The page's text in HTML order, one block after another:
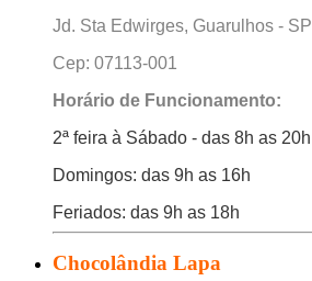
Jd. Sta Edwirges, Guarulhos - SP
Cep: 07113-001
Horário de Funcionamento:
2ª feira à Sábado - das 8h as 20h
Domingos: das 9h as 16h
Feriados: das 9h as 18h
Chocolândia Lapa